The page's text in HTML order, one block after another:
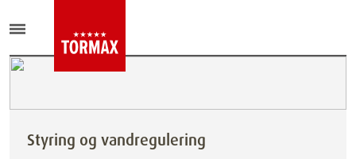
Styring og vandregulering